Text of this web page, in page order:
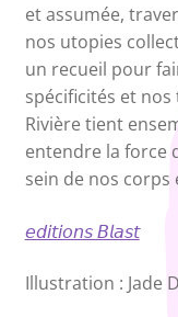
et assumée,
nos utopies
un recueil pour
spécificités et nos
Rivière tient
entendre la force
sein de nos corps
𝘦𝘥𝘪𝘵𝘪𝘰𝘯𝘴 𝘉𝘭𝘢𝘴𝘵
Illustration : Jade